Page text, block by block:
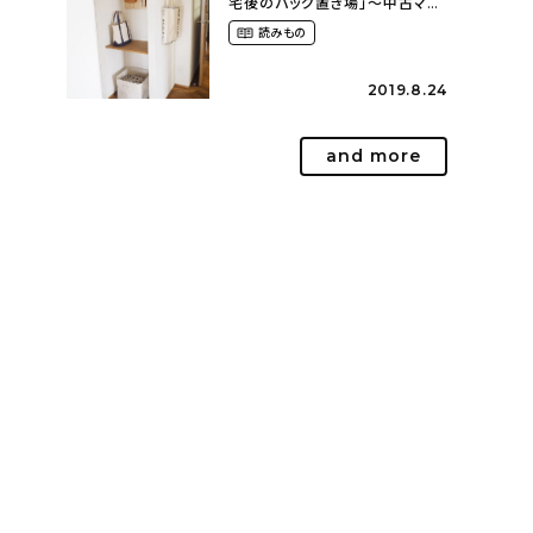
ションリノベーションで叶えたコ
ダワリの暮らし（cocoyuko___
読みもの
2019.8.24
and more